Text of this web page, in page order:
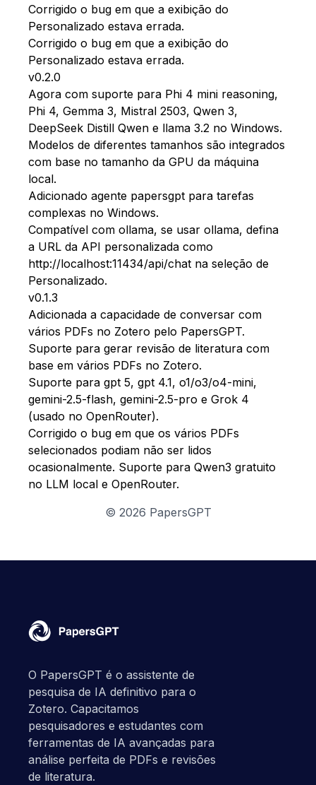
Corrigido o bug em que a exibição do
Personalizado estava errada.
Corrigido o bug em que a exibição do
Personalizado estava errada.
v0.2.0
Agora com suporte para Phi 4 mini reasoning,
Phi 4, Gemma 3, Mistral 2503, Qwen 3,
DeepSeek Distill Qwen e llama 3.2 no Windows.
Modelos de diferentes tamanhos são integrados
com base no tamanho da GPU da máquina
local.
Adicionado agente papersgpt para tarefas
complexas no Windows.
Compatível com ollama, se usar ollama, defina
a URL da API personalizada como
http://localhost:11434/api/chat na seleção de
Personalizado.
v0.1.3
Adicionada a capacidade de conversar com
vários PDFs no Zotero pelo PapersGPT.
Suporte para gerar revisão de literatura com
base em vários PDFs no Zotero.
Suporte para gpt 5, gpt 4.1, o1/o3/o4-mini,
gemini-2.5-flash, gemini-2.5-pro e Grok 4
(usado no OpenRouter).
Corrigido o bug em que os vários PDFs
selecionados podiam não ser lidos
ocasionalmente. Suporte para Qwen3 gratuito
no LLM local e OpenRouter.
© 2026 PapersGPT
O PapersGPT é o assistente de
pesquisa de IA definitivo para o
Zotero. Capacitamos
pesquisadores e estudantes com
ferramentas de IA avançadas para
análise perfeita de PDFs e revisões
de literatura.